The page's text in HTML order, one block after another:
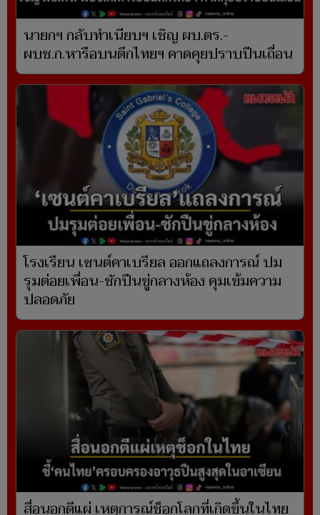
นายกฯ กลับทำเนียบฯ เชิญ ผบ.ตร.-
ผบช.ก.หารือบนตึกไทยฯ คาดคุยปราบปืนเถื่อน
โรงเรียน เซนต์คาเบรียล ออกแถลงการณ์ ปม
รุมต่อยเพื่อน-ชักปืนขู่กลางห้อง คุมเข้มความ
ปลอดภัย
สื่อนอกตีแผ่ เหตุการณ์ช็อกโลกที่เกิดขึ้นในไทย